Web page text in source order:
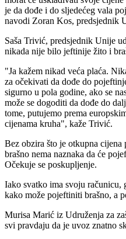
je da dođe i do sljedećeg vala
navodi Zoran Kos, predsjednik
Saša Trivić, predsjednik Unije
nikada nije bilo jeftinije žito i
"Ja kažem nikad veća plaća.
za očekivati da dođe do
sigurno u pola godine, ako se
može se dogoditi da dođe do
tome, putujemo prema
cijenama kruha", kaže Trivić.
Bez obzira što je otkupna
brašno nema naznaka da će
Očekuje se poskupljenje.
Iako svatko ima svoju računicu,
kako može pojeftiniti brašno, a
Murisa Marić iz Udruženja za
svi pravdaju da je uvoz znatno